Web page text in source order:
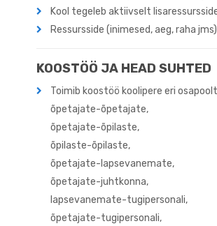
Kool tegeleb aktiivselt
Ressursside (inimesed, aeg, raha
KOOSTÖÖ JA HEAD SUHTED
Toimib koostöö koolipere eri
õpetajate-õpetajate,
õpetajate-õpilaste,
õpilaste-õpilaste,
õpetajate-lapsevanemate,
õpetajate-juhtkonna,
lapsevanemate-tugipersonali,
õpetajate-tugipersonali,